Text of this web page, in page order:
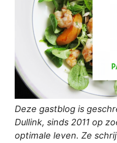
Deze gastblog is
Dullink, sinds 2011 op
optimale leven. Ze